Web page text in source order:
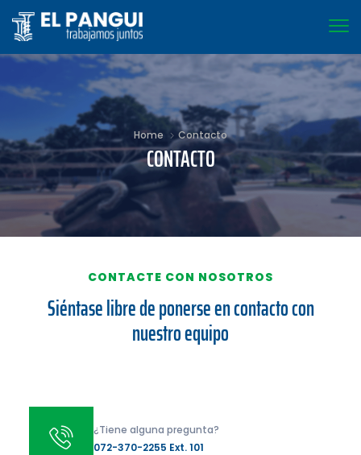
Home Contacto
CONTACTO
CONTACTE CON NOSOTROS
Siéntase libre de ponerse en contacto con
nuestro equipo
¿Tiene alguna pregunta?
072-370-2255 Ext. 101